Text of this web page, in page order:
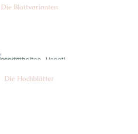
Die Blattvarianten
Die Hochblätter